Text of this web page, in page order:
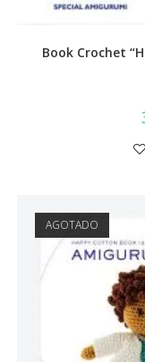
Book Crochet
AGOTADO